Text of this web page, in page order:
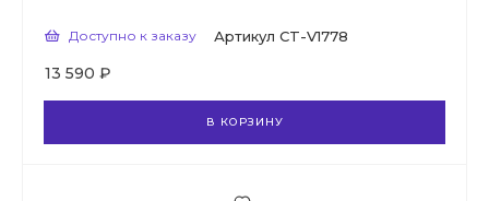
Доступно к заказу Артикул CT-V1778
13 590 ₽
В КОРЗИНУ